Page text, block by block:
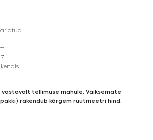
vastavalt tellimuse mahule. Väiksemate
rakendub kõrgem ruutmeetri hind.